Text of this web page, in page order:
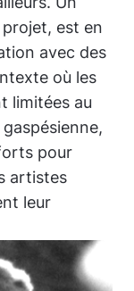
est en
avec des
où les
limitées au
pour
artistes
leur